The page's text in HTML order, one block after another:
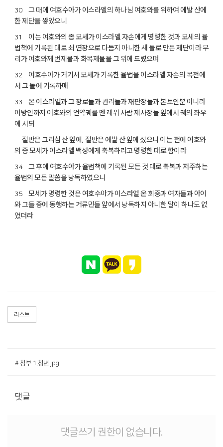
30 그 때에 여호수아가 이스라엘의 하나님 여호와를 위하여 에발 산에
한 제단을 쌓았으니
31 이는 여호와의 종 모세가 이스라엘 자손에게 명령한 것과 모세의 율
법책에 기록된 대로 쇠 연장으로 다듬지 아니한 새 돌로 만든 제단이라 무
리가 여호와께 번제물과 화목제물을 그 위에 드렸으며
32 여호수아가 거기서 모세가 기록한 율법을 이스라엘 자손의 목전에
서 그 돌에 기록하매
33 온 이스라엘과 그 장로들과 관리들과 재판장들과 본토인뿐 아니라
이방인까지 여호와의 언약궤를 멘 레위 사람 제사장들 앞에서 궤의 좌우
에 서되
절반은 그리심 산 앞에, 절반은 에발 산 앞에 섰으니 이는 전에 여호와
의 종 모세가 이스라엘 백성에게 축복하라고 명령한 대로 함이라
34 그 후에 여호수아가 율법책에 기록된 모든 것 대로 축복과 저주하는
율법의 모든 말씀을 낭독하였으니
35 모세가 명령한 것은 여호수아가 이스라엘 온 회중과 여자들과 아이
와 그들 중에 동행하는 거류민들 앞에서 낭독하지 아니한 말이 하나도 없
었더라
리스트
# 첨부 1.청년.jpg
댓글
댓글쓰기 권한이 없습니다.